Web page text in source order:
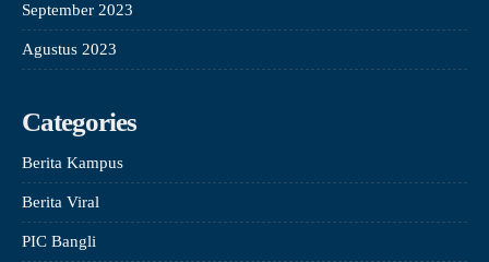
September 2023
Agustus 2023
Categories
Berita Kampus
Berita Viral
PIC Bangli